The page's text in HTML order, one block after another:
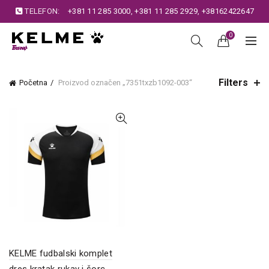
TELEFON: +381 11 285 3000,+381 11 285 2929, +38162422647
0
Početna Proizvod označen „7351txzb1092-003“ Filters
KELME fudbalski komplet